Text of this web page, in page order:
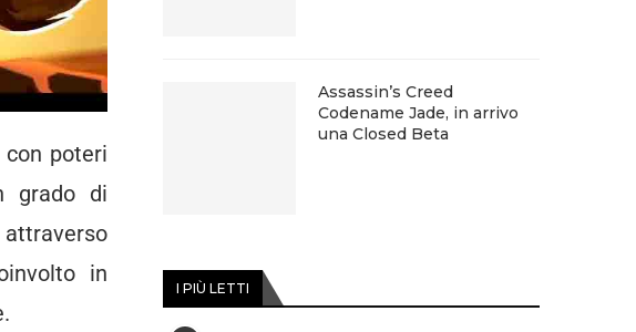
poteri
grado di
attraverso
in
Assassin’s Creed
Codename Jade, in arrivo
una Closed Beta
I PIÙ LETTI